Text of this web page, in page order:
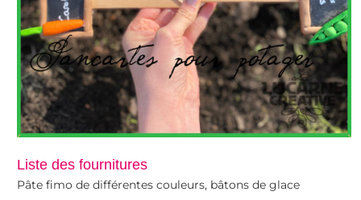
Découpez la pâte suivant votre gabarit. A l’aide d’une
aiguille écrivez un mot, un prénom …. Faites cuir 30min à
130°c
Liste des fournitures
Pâte fimo de différentes couleurs, bâtons de glace